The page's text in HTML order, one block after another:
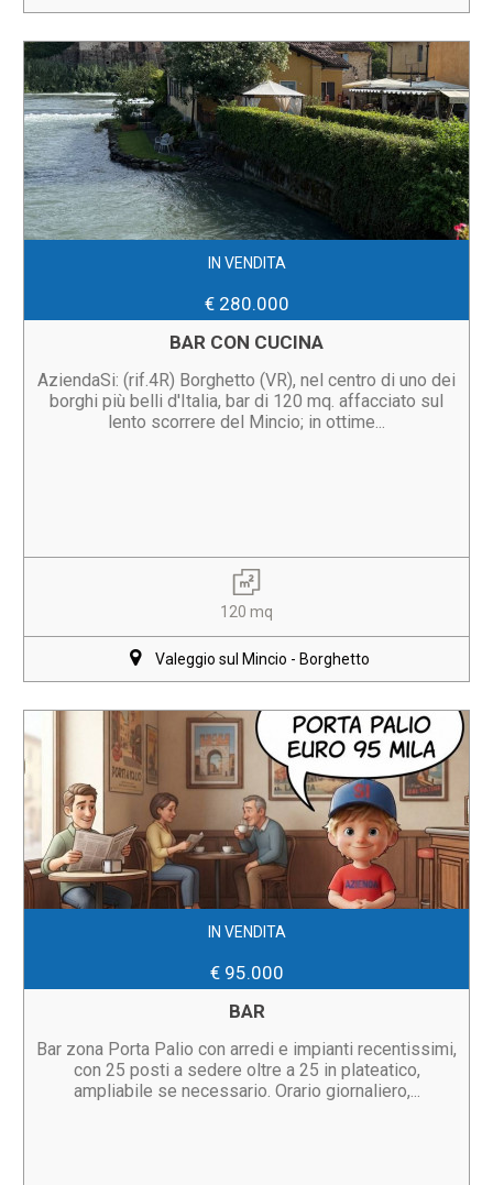
IN VENDITA
€ 280.000
BAR CON CUCINA
AziendaSi: (rif.4R) Borghetto (VR), nel centro di uno dei
borghi più belli d'Italia, bar di 120 mq. affacciato sul
lento scorrere del Mincio; in ottime...
120 mq
Valeggio sul Mincio - Borghetto
IN VENDITA
€ 95.000
BAR
Bar zona Porta Palio con arredi e impianti recentissimi,
con 25 posti a sedere oltre a 25 in plateatico,
ampliabile se necessario. Orario giornaliero,...